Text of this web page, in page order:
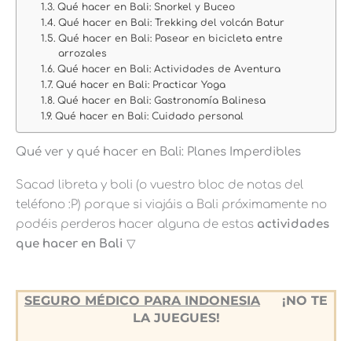
Qué hacer en Bali: Snorkel y Buceo
Qué hacer en Bali: Trekking del volcán Batur
Qué hacer en Bali: Pasear en bicicleta entre
arrozales
Qué hacer en Bali: Actividades de Aventura
Qué hacer en Bali: Practicar Yoga
Qué hacer en Bali: Gastronomía Balinesa
Qué hacer en Bali: Cuidado personal
Qué ver y qué hacer en Bali: Planes Imperdibles
Sacad libreta y boli (o vuestro bloc de notas del
teléfono :P) porque si viajáis a Bali próximamente no
podéis perderos hacer alguna de estas actividades
que hacer en Bali ▽
SEGURO MÉDICO PARA INDONESIA
¡NO TE
LA JUEGUES!